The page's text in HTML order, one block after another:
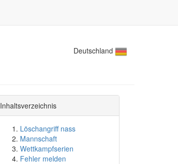
Deutschland
Inhaltsverzeichnis
Löschangriff nass
Mannschaft
Wettkampfserien
Fehler melden